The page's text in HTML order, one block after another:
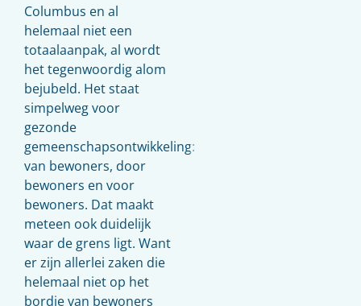
Columbus en al
helemaal niet een
totaalaanpak, al wordt
het tegenwoordig alom
bejubeld. Het staat
simpelweg voor
gezonde
gemeenschapsontwikkeling:
van bewoners, door
bewoners en voor
bewoners. Dat maakt
meteen ook duidelijk
waar de grens ligt. Want
er zijn allerlei zaken die
helemaal niet op het
bordje van bewoners